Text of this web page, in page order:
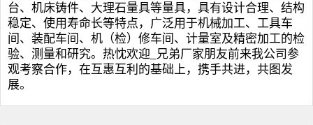
台、 机床铸件、 大理石量具等量具，具有设计合理、结构
稳定、使用寿命长等特点，广泛用于机械加工、工具车
间、装配车间、机（检）修车间、计量室及精密加工的检
验、测量和研究。热忱欢迎_兄弟厂家朋友前来我公司参
观考察合作，在互惠互利的基础上，携手共进，共图发
展。